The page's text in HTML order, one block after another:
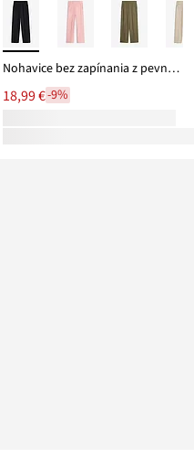
Nohavice bez zapínania z pevnej kvality Interlock
18,99 €-9%